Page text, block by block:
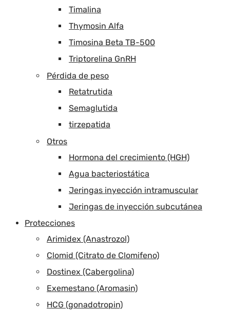
Timalina
Thymosin Alfa
Timosina Beta TB-500
Triptorelina GnRH
Pérdida de peso
Retatrutida
Semaglutida
tirzepatida
Otros
Hormona del crecimiento (HGH)
Agua bacteriostática
Jeringas inyección intramuscular
Jeringas de inyección subcutánea
Protecciones
Arimidex (Anastrozol)
Clomid (Citrato de Clomifeno)
Dostinex (Cabergolina)
Exemestano (Aromasin)
HCG (gonadotropin)